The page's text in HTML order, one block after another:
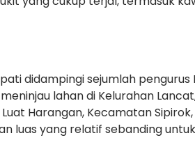
didampingi sejumlah pengurus
lahan di Kelurahan
Harangan, Kecamatan
luas yang relatif sebanding